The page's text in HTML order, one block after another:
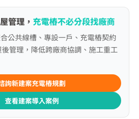
管理， 充電樁不必分段找廠商
公共線槽、專設一戶、充電樁契約
後管理，降低跨廠商協調、施工重工
詢新建案充電樁規劃
查看建案導入案例